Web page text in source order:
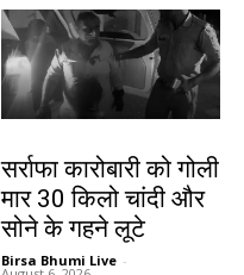
सर्राफा कारोबारी को गोली
मार 30 किलो चांदी और
सोने के गहने लूटे
Birsa Bhumi Live -